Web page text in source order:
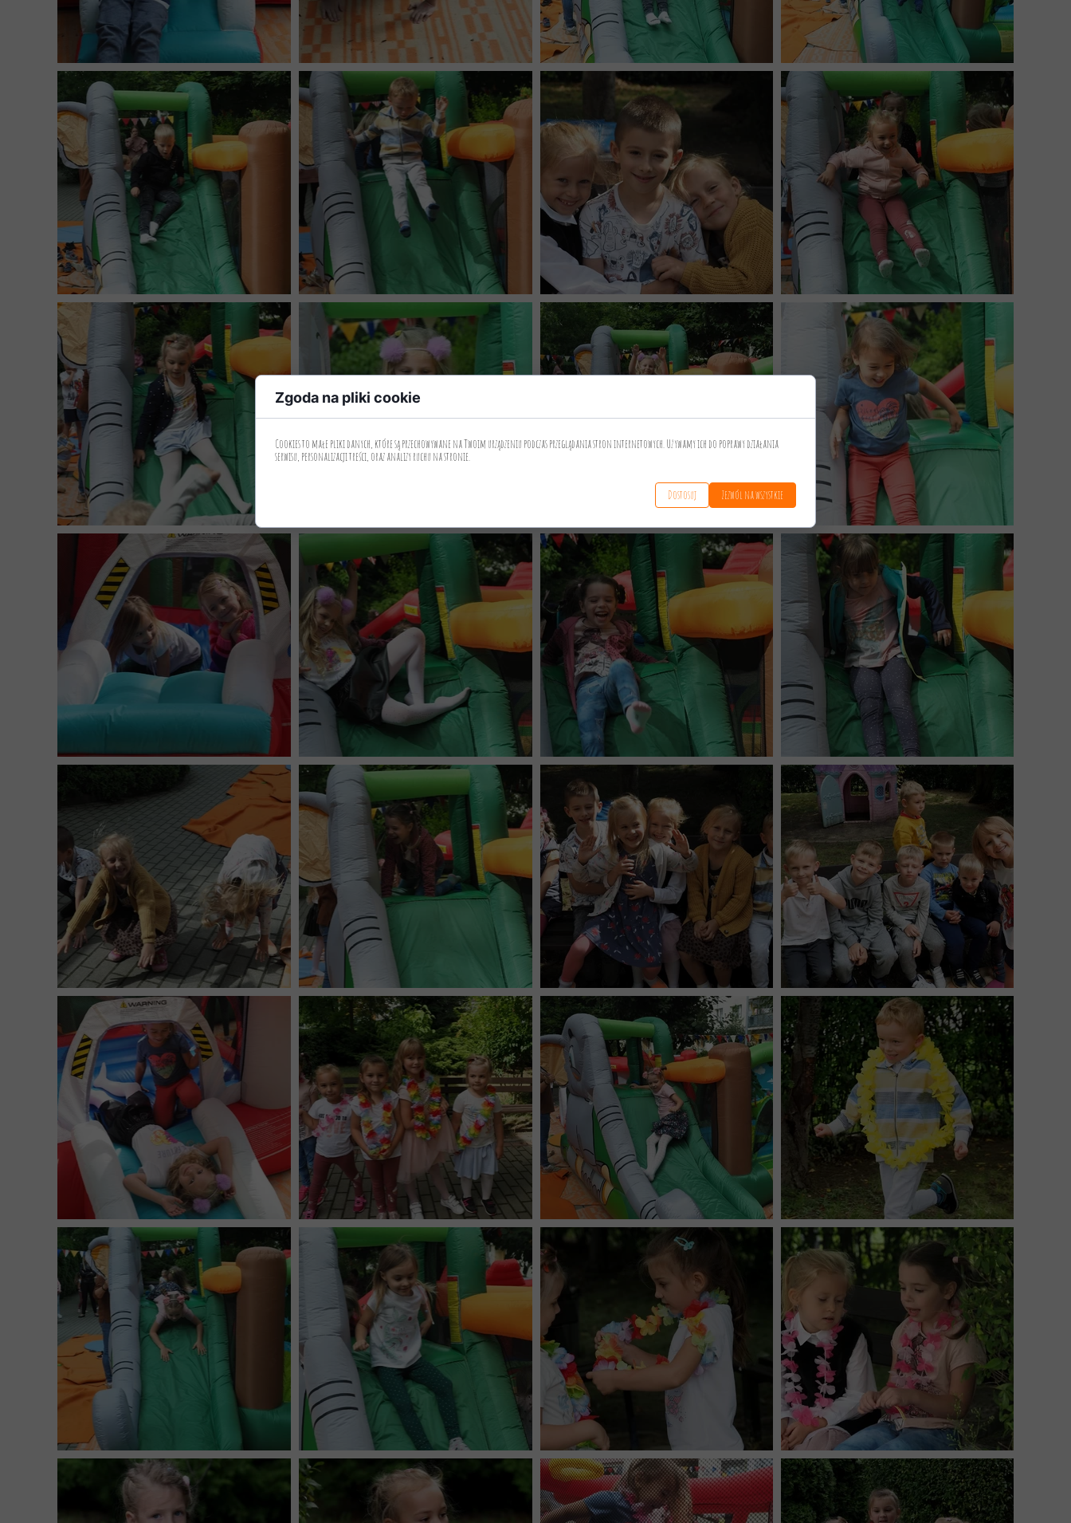
Zgoda na pliki cookie
Cookies to małe pliki danych, które są przechowywane na Twoim urządzeniu podczas przeglądania stron internetowych. Używamy ich do poprawy działania
serwisu, personalizacji treści, oraz analizy ruchu na stronie.
Dostosuj Zezwól na wszystkie